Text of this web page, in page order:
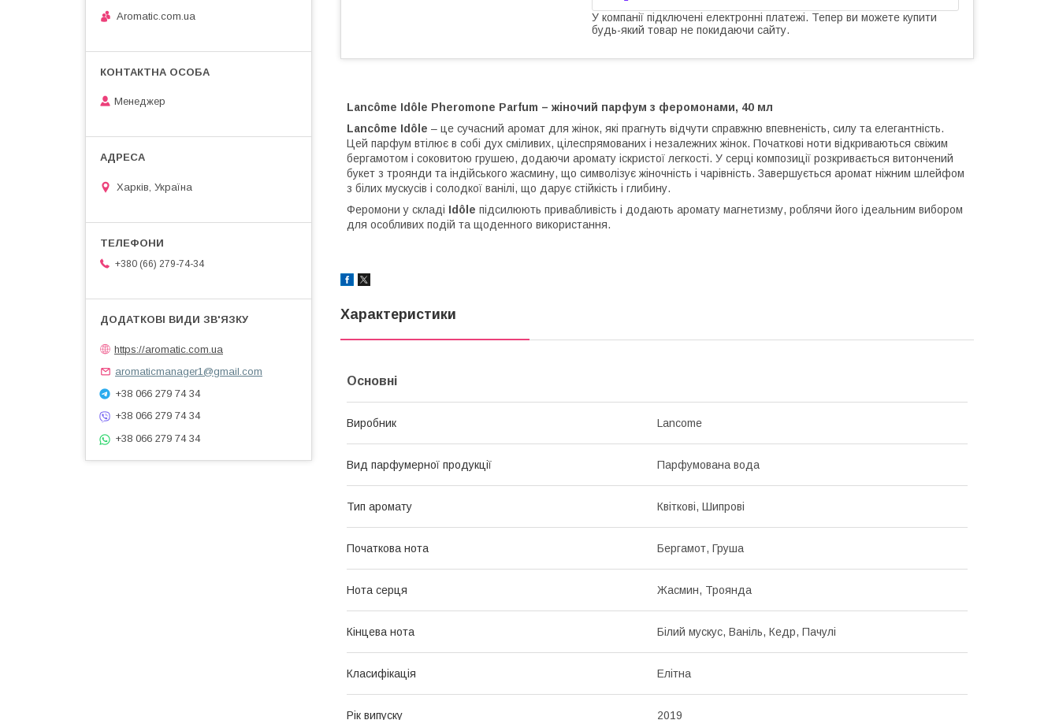
У компанії підключені електронні платежі. Тепер ви можете купити
будь-який товар не покидаючи сайту.
Lancôme Idôle Pheromone Parfum – жіночий парфум з феромонами, 40 мл
Lancôme Idôle – це сучасний аромат для жінок, які прагнуть відчути справжню впевненість, силу та елегантність.
Цей парфум втілює в собі дух сміливих, цілеспрямованих і незалежних жінок. Початкові ноти відкриваються свіжим
бергамотом і соковитою грушею, додаючи аромату іскристої легкості. У серці композиції розкривається витончений
букет з троянди та індійського жасмину, що символізує жіночність і чарівність. Завершується аромат ніжним шлейфом
з білих мускусів і солодкої ванілі, що дарує стійкість і глибину.
Феромони у складі Idôle підсилюють привабливість і додають аромату магнетизму, роблячи його ідеальним вибором
для особливих подій та щоденного використання.
Характеристики
Основні
Виробник Lancome
Вид парфумерної продукції Парфумована вода
Тип аромату Квіткові, Шипрові
Початкова нота Бергамот, Груша
Нота серця Жасмин, Троянда
Кінцева нота Білий мускус, Ваніль, Кедр, Пачулі
Класифікація Елітна
Рік випуску 2019
Aromatic.com.ua
Менеджер
Харків, Україна
+380 (66) 279-74-34
https://aromatic.com.ua
aromaticmanager1@gmail.com
+38 066 279 74 34
+38 066 279 74 34
+38 066 279 74 34